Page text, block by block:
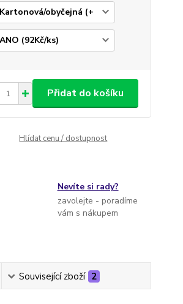
Přidat do košíku
Hlídat cenu / dostupnost
Nevíte si rady?
zavolejte - poradíme
vám s nákupem
Související zboží 2